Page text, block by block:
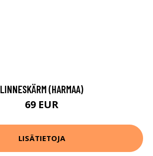
LINNESKÄRM (HARMAA)
69 EUR
LISÄTIETOJA